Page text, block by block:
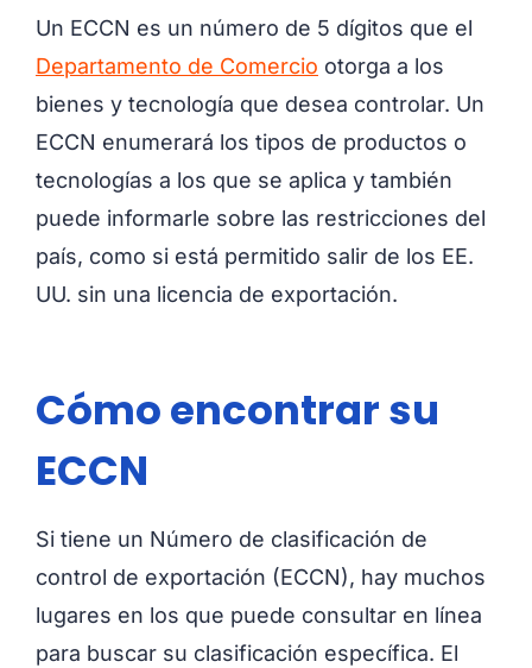
Un ECCN es un número de 5 dígitos que el
Departamento de Comercio otorga a los
bienes y tecnología que desea controlar. Un
ECCN enumerará los tipos de productos o
tecnologías a los que se aplica y también
puede informarle sobre las restricciones del
país, como si está permitido salir de los EE.
UU. sin una licencia de exportación.
Cómo encontrar su
ECCN
Si tiene un Número de clasificación de
control de exportación (ECCN), hay muchos
lugares en los que puede consultar en línea
para buscar su clasificación específica. El